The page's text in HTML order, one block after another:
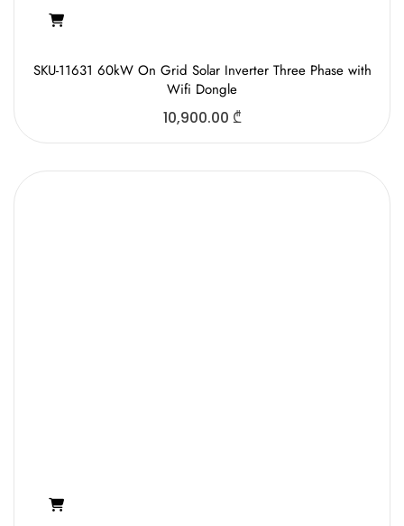
SKU-11631 60kW On Grid Solar Inverter Three Phase with
Wifi Dongle
10,900.00 ₾